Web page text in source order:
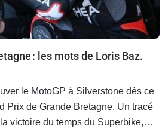
: les mots de Loris Baz.
le MotoGP à Silverstone dès ce
Prix de Grande Bretagne. Un tracé
victoire du temps du Superbike,